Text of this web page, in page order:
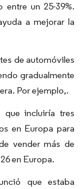
un 25-39%.
a mejorar la
de automóviles
gradualmente
Por ejemplo,.
que incluiría tres
en Europa para
vender más de
en Europa.
que estaba